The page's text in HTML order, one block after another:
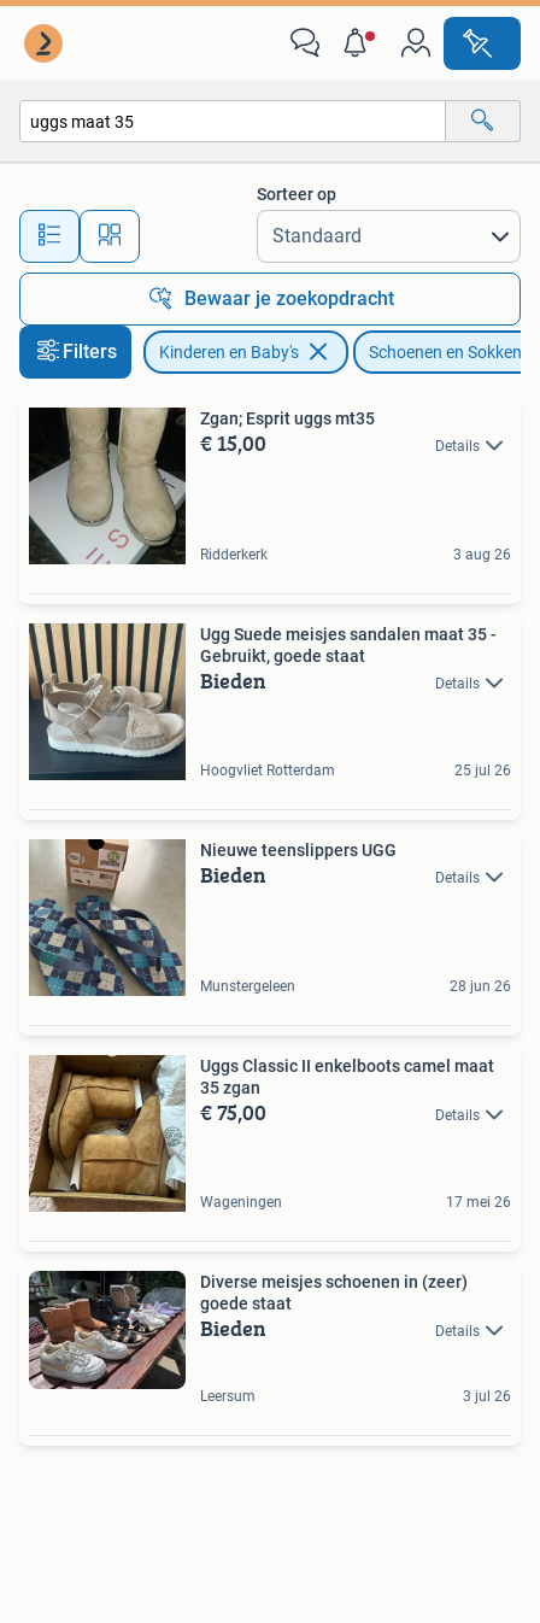
Alle afstanden…
Sorteer op
Bewaar je zoekopdracht
Filters Kinderen en Baby's Schoenen en Sokken
Zgan; Esprit uggs mt35
€ 15,00 Details
Ridderkerk 3 aug 26
Ugg Suede meisjes sandalen maat 35 -
Gebruikt, goede staat
Bieden Details
Hoogvliet Rotterdam 25 jul 26
Nieuwe teenslippers UGG
Bieden Details
Munstergeleen 28 jun 26
Uggs Classic II enkelboots camel maat
35 zgan
€ 75,00 Details
Wageningen 17 mei 26
Diverse meisjes schoenen in (zeer)
goede staat
Bieden Details
Leersum 3 jul 26